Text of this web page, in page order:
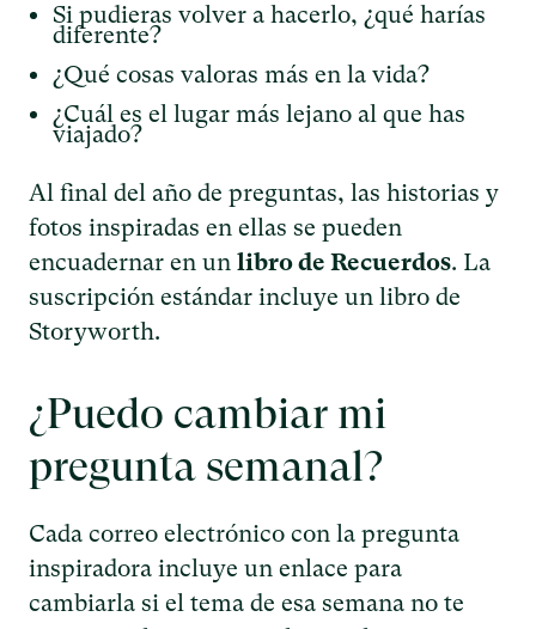
Si pudieras volver a hacerlo, ¿qué harías
diferente?
¿Qué cosas valoras más en la vida?
¿Cuál es el lugar más lejano al que has
viajado?
Al final del año de preguntas, las historias y
fotos inspiradas en ellas se pueden
encuadernar en un libro de Recuerdos. La
suscripción estándar incluye un libro de
Storyworth.
¿Puedo cambiar mi
pregunta semanal?
Cada correo electrónico con la pregunta
inspiradora incluye un enlace para
cambiarla si el tema de esa semana no te